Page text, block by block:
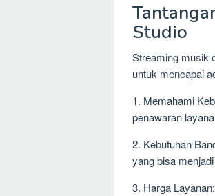
Studio
Streaming musik
untuk mencapai
1. Memahami
penawaran
2. Kebutuhan
yang bisa
3. Harga